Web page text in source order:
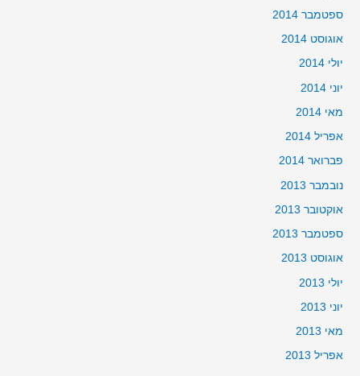
ספטמבר 2014
אוגוסט 2014
יולי 2014
יוני 2014
מאי 2014
אפריל 2014
פברואר 2014
נובמבר 2013
אוקטובר 2013
ספטמבר 2013
אוגוסט 2013
יולי 2013
יוני 2013
מאי 2013
אפריל 2013